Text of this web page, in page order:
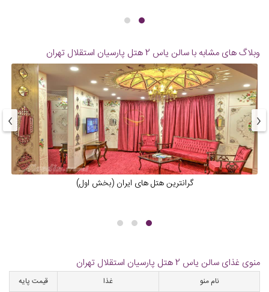
وبلاگ های مشابه با سالن یاس 2 هتل پارسیان استقلال تهران
گرانترین هتل های ایران (بخش اول)
‹
›
منوی غذای سالن یاس 2 هتل پارسیان استقلال تهران
نام منو غذا قیمت پایه